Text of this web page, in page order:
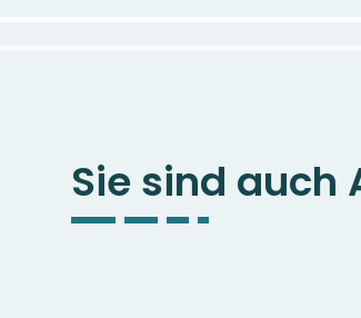
Sie sind auch